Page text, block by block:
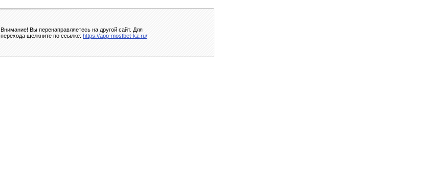
Внимание! Вы перенаправляетесь на другой сайт. Для
перехода щелкните по ссылке: https://app-mostbet-kz.ru/